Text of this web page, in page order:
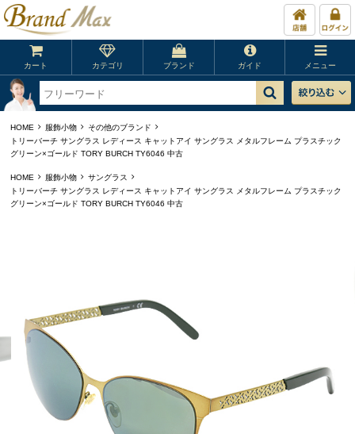
カート カテゴリ ブランド ガイド メニュー
HOME 服飾小物
その他のブランド
トリーバーチ サングラス レディース キャットアイ サングラス メタルフレーム プラスチック
グリーン×ゴールド TORY BURCH TY6046 中古
HOME 服飾小物
サングラス
トリーバーチ サングラス レディース キャットアイ サングラス メタルフレーム プラスチック
グリーン×ゴールド TORY BURCH TY6046 中古